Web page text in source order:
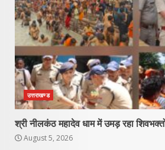
उत्तराखण्ड
श्री नीलकंठ महादेव धाम में उमड़ रहा
August 5, 2026